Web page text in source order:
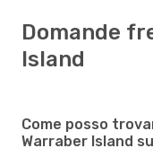
Domande
Island
Come posso
Warraber Island